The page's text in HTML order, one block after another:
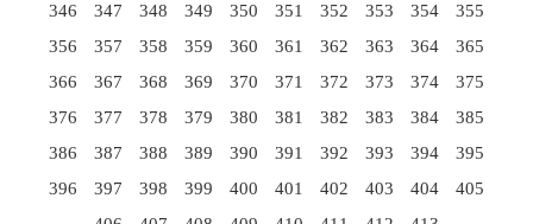
346
347 348 349 350 351 352 353 354
355
356
357 358 359 360 361 362 363 364
365
366
367 368 369 370 371 372 373 374
375
376
377 378 379 380 381 382 383 384
385
386
387 388 389 390 391 392 393 394
395
396
397 398 399 400 401 402 403 404
405